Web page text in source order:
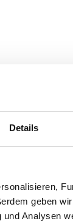
Details
geben
Analysen